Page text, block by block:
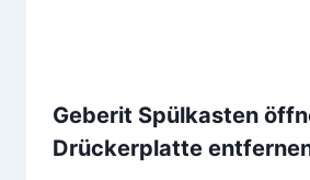
Geberit Spülkasten
Drückerplatte